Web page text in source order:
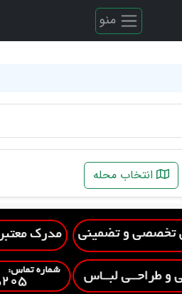
منو
انتخاب محله